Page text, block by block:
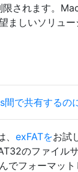
されます。
ましいソリュ
間で共有するの
exFATをお試
のファイル
でフォーマット